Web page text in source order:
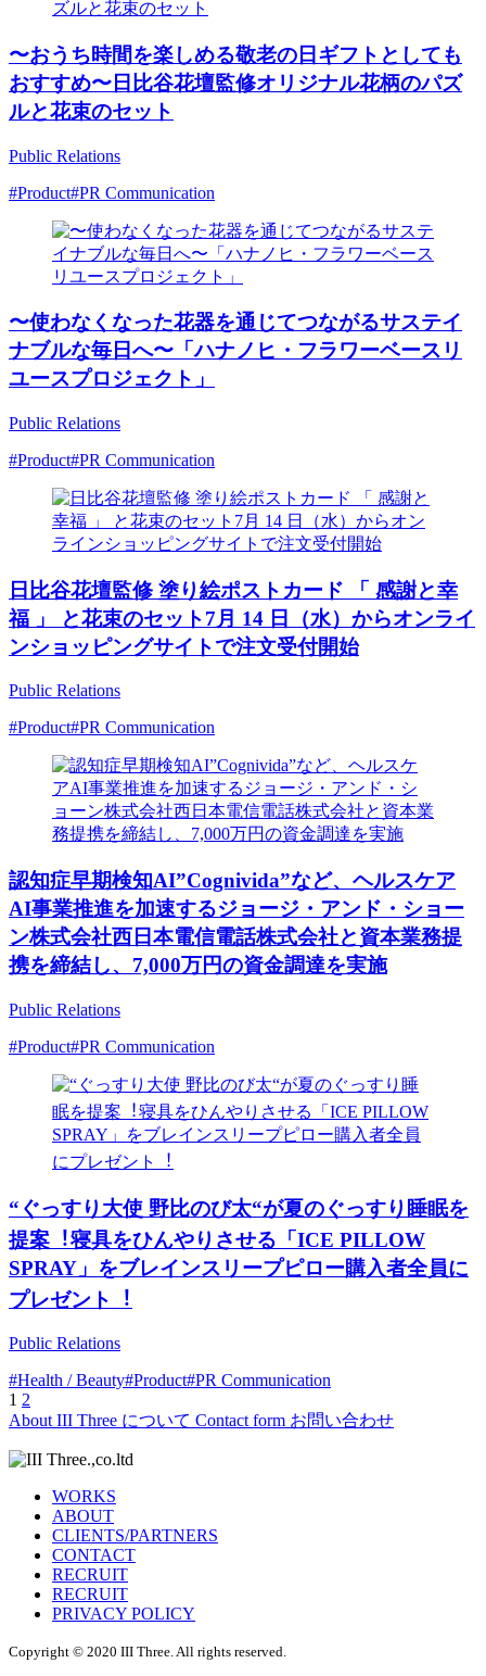
〜おうち時間を楽しめる敬老の日ギフトとしても
おすすめ〜日比谷花壇監修オリジナル花柄のパズ
ルと花束のセット
Public Relations
#Product#PR Communication
〜使わなくなった花器を通じてつながるサステイ
ナブルな毎日へ〜「ハナノヒ・フラワーベースリ
ユースプロジェクト」
Public Relations
#Product#PR Communication
日比谷花壇監修 塗り絵ポストカード 「 感謝と幸
福 」 と花束のセット7月 14 日（水）からオンライ
ンショッピングサイトで注文受付開始
Public Relations
#Product#PR Communication
認知症早期検知AI”Cognivida”など、ヘルスケア
AI事業推進を加速するジョージ・アンド・ショー
ン株式会社⻄⽇本電信電話株式会社と資本業務提
携を締結し、7,000万円の資⾦調達を実施
Public Relations
#Product#PR Communication
“ぐっすり⼤使 野⽐のび太“が夏のぐっすり睡眠を
提案︕寝具をひんやりさせる「ICE PILLOW
SPRAY」をブレインスリープピロー購⼊者全員に
プレゼント︕
Public Relations
#Health / Beauty#Product#PR Communication
投
の
り
1 2
About III Three について Contact form お問い合わせ
WORKS
ABOUT
CLIENTS/PARTNERS
CONTACT
RECRUIT
RECRUIT
PRIVACY POLICY
Copyright © 2020 III Three. All rights reserved.